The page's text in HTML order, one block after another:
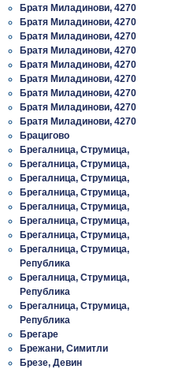
Братя Миладинови, 4270
Братя Миладинови, 4270
Братя Миладинови, 4270
Братя Миладинови, 4270
Братя Миладинови, 4270
Братя Миладинови, 4270
Братя Миладинови, 4270
Братя Миладинови, 4270
Братя Миладинови, 4270
Брацигово
Брегалница, Струмица,
Брегалница, Струмица,
Брегалница, Струмица,
Брегалница, Струмица,
Брегалница, Струмица,
Брегалница, Струмица,
Брегалница, Струмица,
Брегалница, Струмица,
Република
Брегалница, Струмица,
Република
Брегалница, Струмица,
Република
Брегаре
Брежани, Симитли
Брезе, Девин